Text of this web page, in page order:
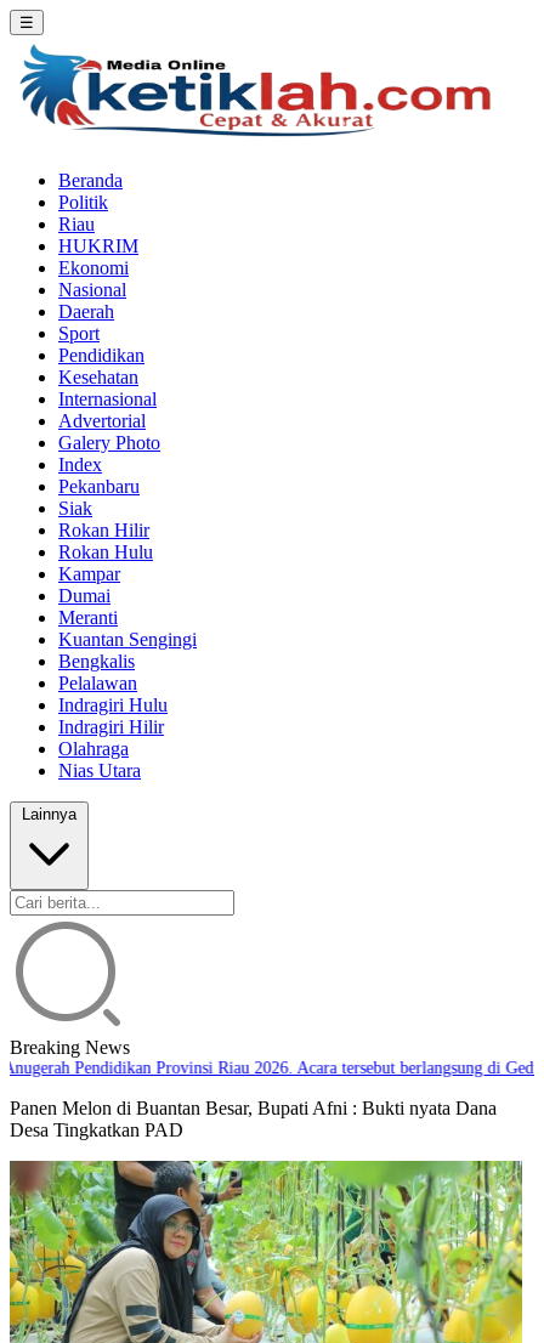
☰
Beranda
Politik
Riau
HUKRIM
Ekonomi
Nasional
Daerah
Sport
Pendidikan
Kesehatan
Internasional
Advertorial
Galery Photo
Index
Pekanbaru
Siak
Rokan Hilir
Rokan Hulu
Kampar
Dumai
Meranti
Kuantan Sengingi
Bengkalis
Pelalawan
Indragiri Hulu
Indragiri Hilir
Olahraga
Nias Utara
Lainnya
Breaking News
Pendidikan Provinsi Riau 2026. Acara tersebut berlangsung di
Panen Melon di Buantan Besar, Bupati Afni : Bukti nyata Dana
Desa Tingkatkan PAD